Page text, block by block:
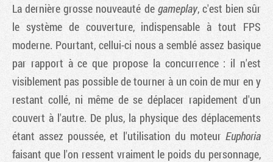
La dernière grosse nouveauté de gameplay, c'est bien sûr
le système de couverture, indispensable à tout FPS
moderne. Pourtant, cellui-ci nous a semblé assez basique
par rapport à ce que propose la concurrence : il n'est
visiblement pas possible de tourner à un coin de mur en y
restant collé, ni même de se déplacer rapidement d'un
couvert à l'autre. De plus, la physique des déplacements
étant assez poussée, et l'utilisation du moteur Euphoria
faisant que l'on ressent vraiment le poids du personnage,